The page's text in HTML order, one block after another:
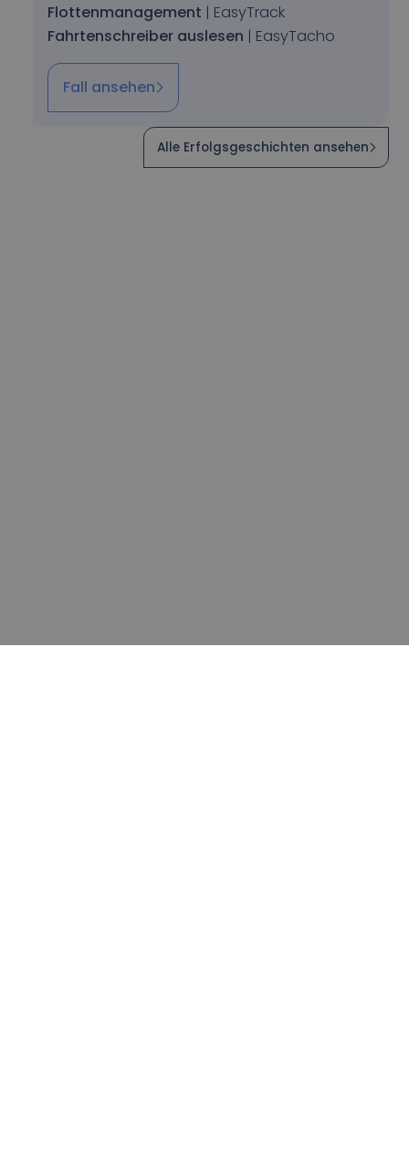
Flottenmanagement | EasyTrack
Fahrtenschreiber auslesen | EasyTacho
Fall ansehen
Alle Erfolgsgeschichten ansehen